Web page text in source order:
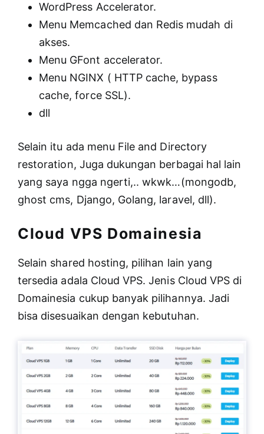
WordPress Accelerator.
Menu Memcached dan Redis mudah di
akses.
Menu GFont accelerator.
Menu NGINX ( HTTP cache, bypass
cache, force SSL).
dll
Selain itu ada menu File and Directory
restoration, Juga dukungan berbagai hal lain
yang saya ngga ngerti,.. wkwk…(mongodb,
ghost cms, Django, Golang, laravel, dll).
Cloud VPS Domainesia
Selain shared hosting, pilihan lain yang
tersedia adala Cloud VPS. Jenis Cloud VPS di
Domainesia cukup banyak pilihannya. Jadi
bisa disesuaikan dengan kebutuhan.